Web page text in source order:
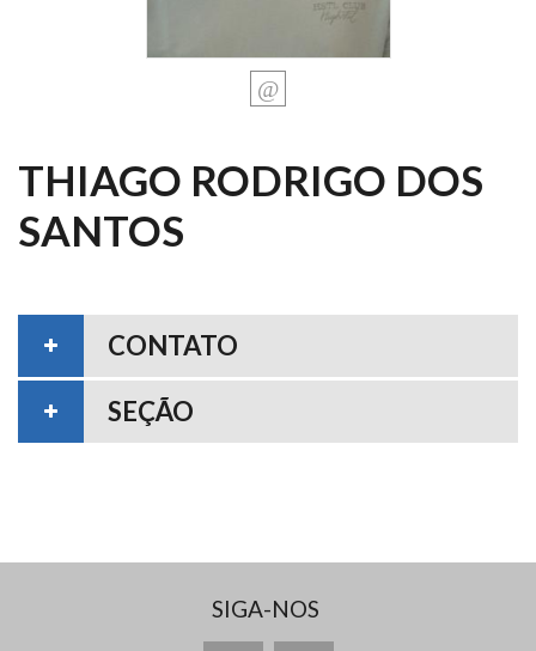
THIAGO RODRIGO DOS
SANTOS
CONTATO
SEÇÃO
SIGA-NOS